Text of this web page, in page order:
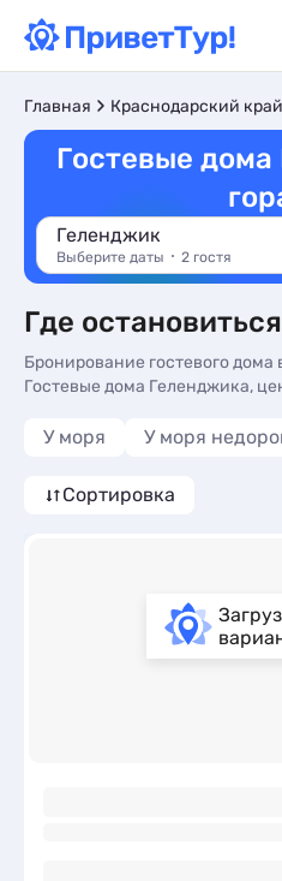
Главная Краснодарский край
Гостевые
Геленджик
Выберите даты 2 гостя
Где
Бронирование гостевого дома
Гостевые дома Геленджика,
У моря У моря
Сортировка